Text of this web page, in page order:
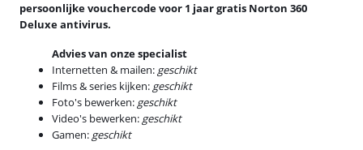
persoonlijke vouchercode voor 1 jaar gratis Norton 360
Deluxe antivirus.
Advies van onze specialist
Internetten & mailen: geschikt
Films & series kijken: geschikt
Foto's bewerken: geschikt
Video's bewerken: geschikt
Gamen: geschikt